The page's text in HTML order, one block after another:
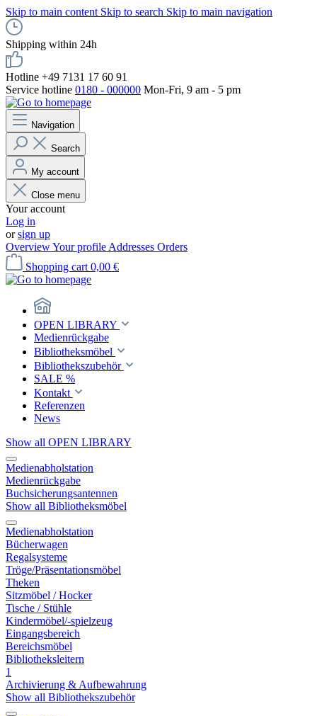
Skip to main content Skip to search Skip to main navigation
Shipping within 24h
Hotline +49 7131 17 60 91
Service hotline 0180 - 000000 Mon-Fri, 9 am - 5 pm
Navigation
Search
My account
Close menu
Your account
Log in
orsign up
OverviewYour profile Addresses Orders
Shopping cart 0,00 €
OPEN LIBRARY
Medienrückgabe
Bibliotheksmöbel
Bibliothekszubehör
SALE %
Kontakt
Referenzen
News
Show all OPEN LIBRARY
Medienabholstation
Medienrückgabe
Buchsicherungsantennen
Show all Bibliotheksmöbel
Medienabholstation
Bücherwagen
Regalsysteme
Tröge/Präsentationsmöbel
Theken
Sitzmöbel / Hocker
Tische / Stühle
Kindermöbel/-spielzeug
Eingangsbereich
Bereichsmöbel
Bibliotheksleitern
1
Archivierung & Aufbewahrung
Show all Bibliothekszubehör